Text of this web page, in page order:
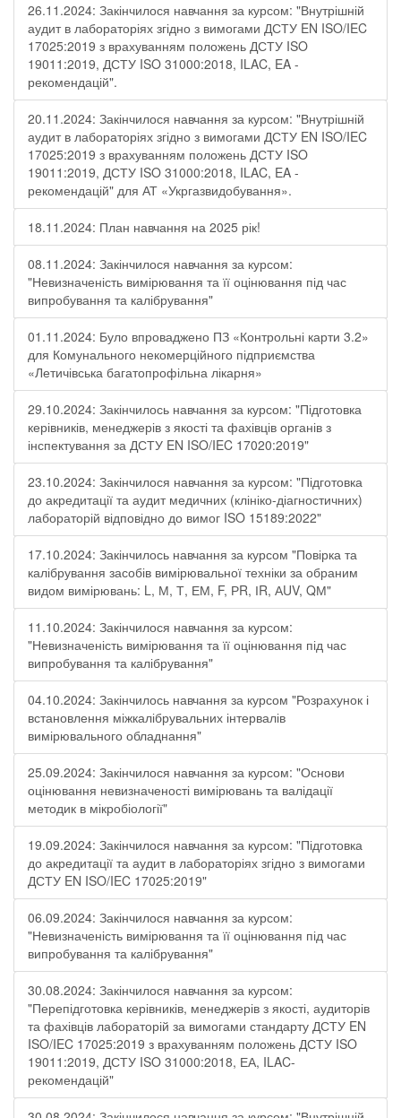
26.11.2024: Закінчилося навчання за курсом: "Внутрішній
аудит в лабораторіях згідно з вимогами ДСТУ EN ISO/IEC
17025:2019 з врахуванням положень ДСТУ ISO
19011:2019, ДСТУ ISO 31000:2018, ILAC, EA -
рекомендацій".
20.11.2024: Закінчилося навчання за курсом: "Внутрішній
аудит в лабораторіях згідно з вимогами ДСТУ EN ISO/IEC
17025:2019 з врахуванням положень ДСТУ ISO
19011:2019, ДСТУ ISO 31000:2018, ILAC, EA -
рекомендацій" для АТ «Укргазвидобування».
18.11.2024: План навчання на 2025 рік!
08.11.2024: Закінчилося навчання за курсом:
"Невизначеність вимірювання та її оцінювання під час
випробування та калібрування"
01.11.2024: Було впроваджено ПЗ «Контрольні карти 3.2»
для Комунального некомерційного підприємства
«Летичівська багатопрофільна лікарня»
29.10.2024: Закінчилось навчання за курсом: "Підготовка
керівників, менеджерів з якості та фахівців органів з
інспектування за ДСТУ EN ISO/IEC 17020:2019"
23.10.2024: Закінчилося навчання за курсом: "Підготовка
до акредитації та аудит медичних (клініко-діагностичних)
лабораторій відповідно до вимог ISO 15189:2022"
17.10.2024: Закінчилось навчання за курсом "Повірка та
калібрування засобів вимірювальної техніки за обраним
видом вимірювань: L, М, Т, ЕМ, F, РR, ІR, АUV, QМ"
11.10.2024: Закінчилося навчання за курсом:
"Невизначеність вимірювання та її оцінювання під час
випробування та калібрування"
04.10.2024: Закінчилось навчання за курсом "Розрахунок і
встановлення міжкалібрувальних інтервалів
вимірювального обладнання"
25.09.2024: Закінчилося навчання за курсом: "Основи
оцінювання невизначеності вимірювань та валідації
методик в мікробіології"
19.09.2024: Закінчилося навчання за курсом: "Підготовка
до акредитації та аудит в лабораторіях згідно з вимогами
ДСТУ EN ISO/IEC 17025:2019"
06.09.2024: Закінчилося навчання за курсом:
"Невизначеність вимірювання та її оцінювання під час
випробування та калібрування"
30.08.2024: Закінчилося навчання за курсом:
"Перепідготовка керівників, менеджерів з якості, аудиторів
та фахівців лабораторій за вимогами стандарту ДСТУ EN
ISO/IEC 17025:2019 з врахуванням положень ДСТУ ISO
19011:2019, ДСТУ ISO 31000:2018, ЕА, ILAC-
рекомендацій"